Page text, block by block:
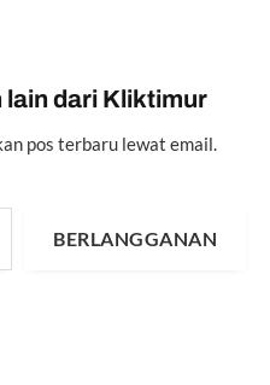
dari Kliktimur
pos terbaru lewat email.
BERLANGGANAN